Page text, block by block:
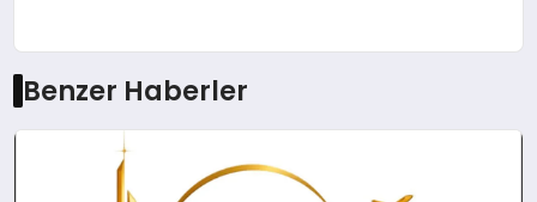
Benzer Haberler